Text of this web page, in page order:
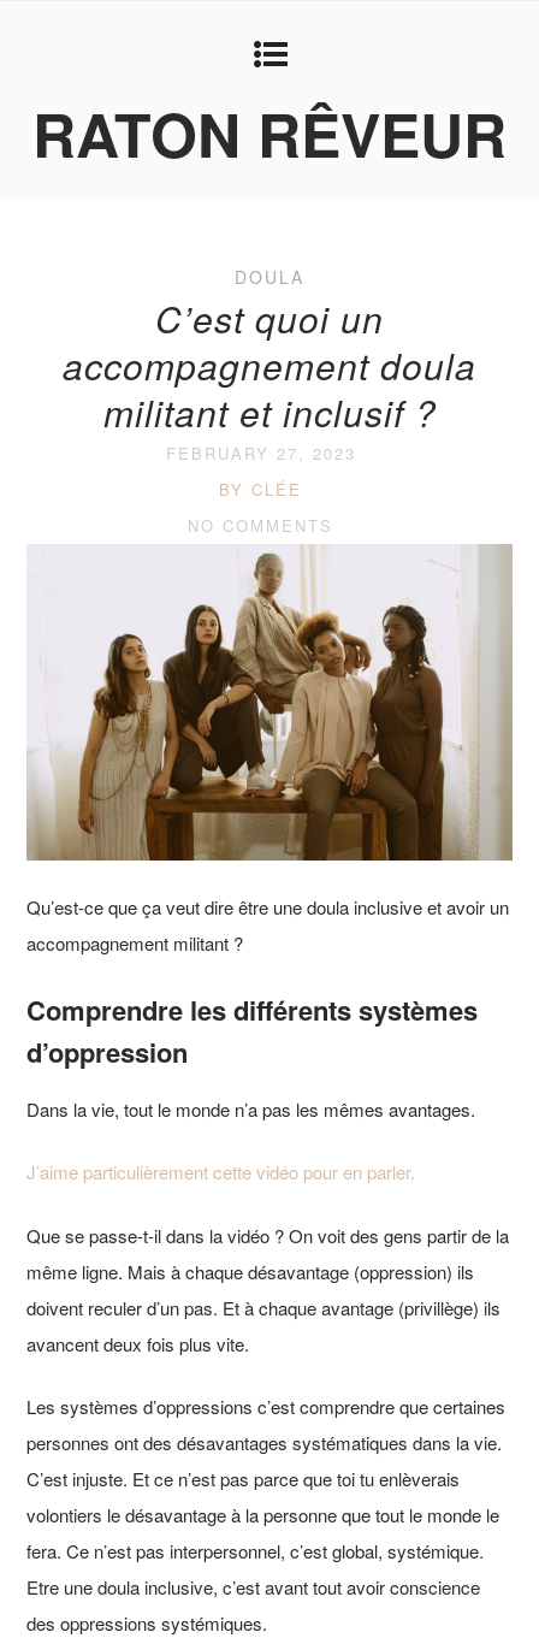
RATON RÊVEUR
DOULA
C’est quoi un
accompagnement doula
militant et inclusif ?
FEBRUARY 27, 2023
BY CLÉE
NO COMMENTS
Qu’est-ce que ça veut dire être une doula inclusive et avoir un
accompagnement militant ?
Comprendre les différents systèmes
d’oppression
Dans la vie, tout le monde n’a pas les mêmes avantages.
J’aime particulièrement cette vidéo pour en parler.
Que se passe-t-il dans la vidéo ? On voit des gens partir de la
même ligne. Mais à chaque désavantage (oppression) ils
doivent reculer d’un pas. Et à chaque avantage (privillège) ils
avancent deux fois plus vite.
Les systèmes d’oppressions c’est comprendre que certaines
personnes ont des désavantages systématiques dans la vie.
C’est injuste. Et ce n’est pas parce que toi tu enlèverais
volontiers le désavantage à la personne que tout le monde le
fera. Ce n’est pas interpersonnel, c’est global, systémique.
Etre une doula inclusive, c’est avant tout avoir conscience
des oppressions systémiques.